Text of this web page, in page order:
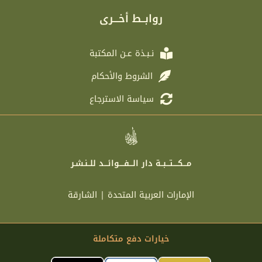
o
k
r
روابــط أخـــرى
نـبـذة عـن المكتبة
الشروط والأحكام
سياسة الاسترجاع
مـــكــــتـــبــة دار الـــفــــوائـــد للــنـشـر
الإمارات العربية المتحدة | الشارقة
خيارات دفع متكاملة